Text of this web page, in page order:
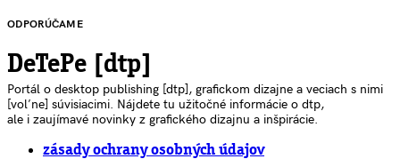
ODPORÚČAME
DeTePe [dtp]
Portál o desktop publishing [dtp], grafickom dizajne a veciach s nimi
[voľne] súvisiacimi. Nájdete tu užitočné informácie o dtp,
ale i zaujímavé novinky z grafického dizajnu a inšpirácie.
zásady ochrany osobných údajov